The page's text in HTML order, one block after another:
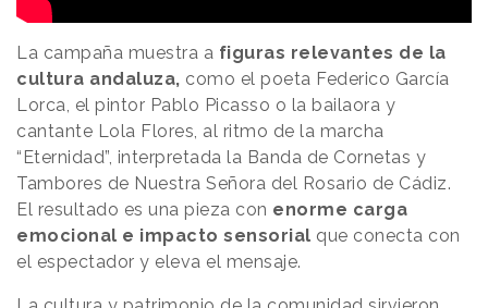
La campaña muestra a figuras relevantes de la
cultura andaluza, como el poeta Federico García
Lorca, el pintor Pablo Picasso o la bailaora y
cantante Lola Flores, al ritmo de la marcha
“Eternidad”, interpretada la Banda de Cornetas y
Tambores de Nuestra Señora del Rosario de Cádiz.
El resultado es una pieza con enorme carga
emocional e impacto sensorial que conecta con
el espectador y eleva el mensaje.